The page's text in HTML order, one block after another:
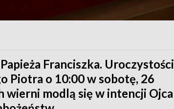
Franciszka. Uroczystości
Piotra o 10:00 w sobotę, 26
wierni modlą się w intencji Ojca